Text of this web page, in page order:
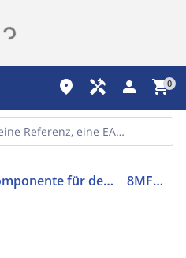
place handyman person shopping_cart0
Komponente für den Ausbau (Schaltschrank) 8MF18202GS30